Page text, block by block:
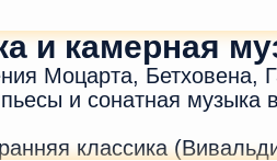
и камерная
Моцарта, Бетховена,
и сонатная музыка
классика